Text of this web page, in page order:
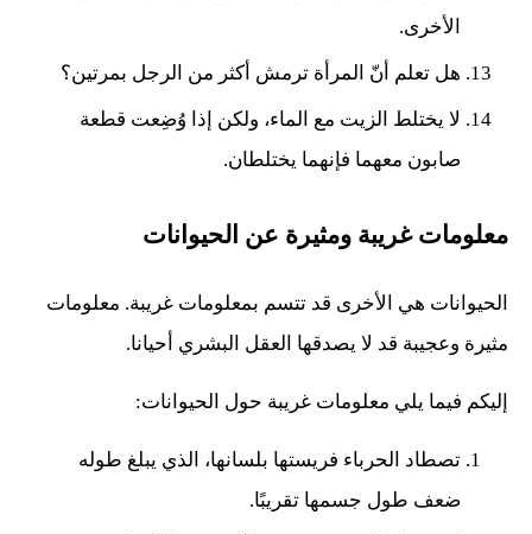
الأخرى.
هل تعلم أنّ المرأة ترمش أكثر من الرجل بمرتين؟
لا يختلط الزيت مع الماء، ولكن إذا وُضِعت قطعة
صابون معهما فإنهما يختلطان.
معلومات غريبة ومثيرة عن الحيوانات
الحيوانات هي الأخرى قد تتسم بمعلومات غريبة. معلومات
مثيرة وعجيبة قد لا يصدقها العقل البشري أحيانا.
إليكم فيما يلي معلومات غريبة حول الحيوانات:
تصطاد الحرباء فريستها بلسانها، الذي يبلغ طوله
ضعف طول جسمها تقريبًا.